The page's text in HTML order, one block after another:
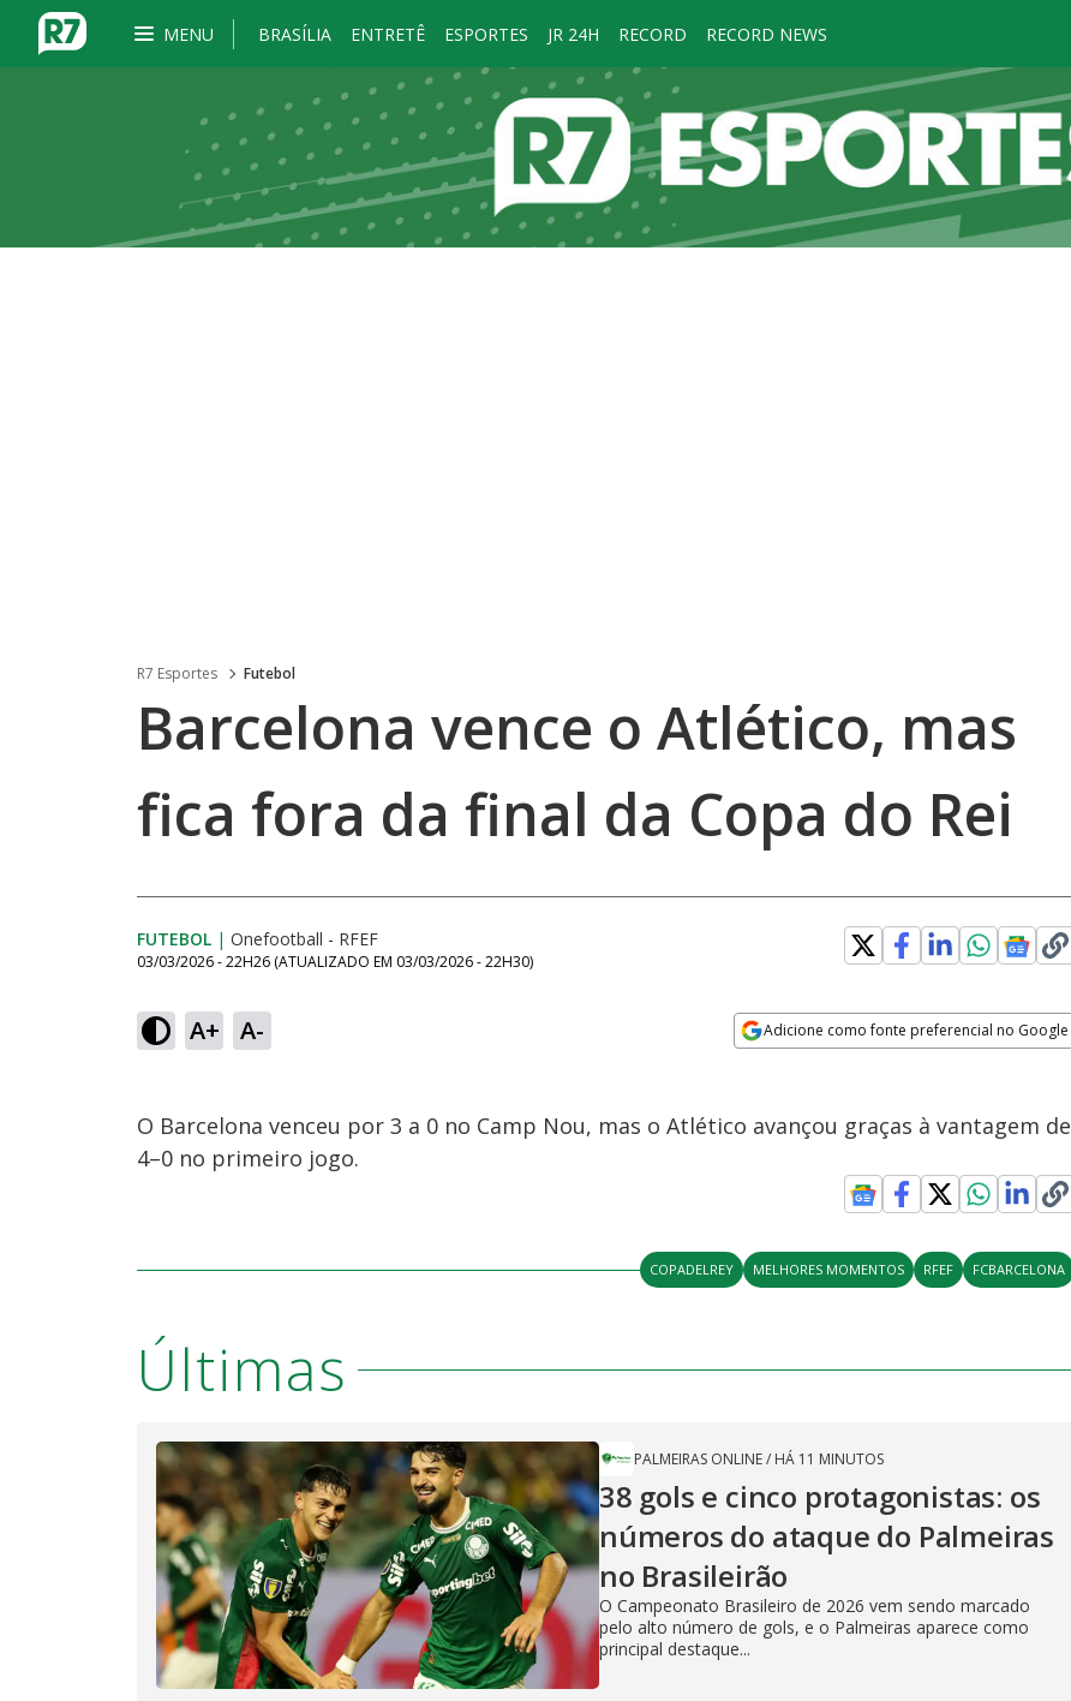
MENU BRASÍLIA ENTRETÊ ESPORTES JR 24H RECORD RECORD NEWS
R7 Esportes Futebol
Barcelona vence o Atlético, mas
fica fora da final da Copa do Rei
FUTEBOL | Onefootball - RFEF
03/03/2026 - 22H26 (ATUALIZADO EM 03/03/2026 - 22H30)
A+ A- Adicione como fonte preferencial no Google
O Barcelona venceu por 3 a 0 no Camp Nou, mas o Atlético avançou graças à vantagem de
4–0 no primeiro jogo.
COPADELREY MELHORES MOMENTOS RFEF FCBARCELONA
Últimas
PALMEIRAS ONLINE/ HÁ 11 MINUTOS
38 gols e cinco protagonistas: os
números do ataque do Palmeiras
no Brasileirão
O Campeonato Brasileiro de 2026 vem sendo marcado
pelo alto número de gols, e o Palmeiras aparece como
principal destaque...